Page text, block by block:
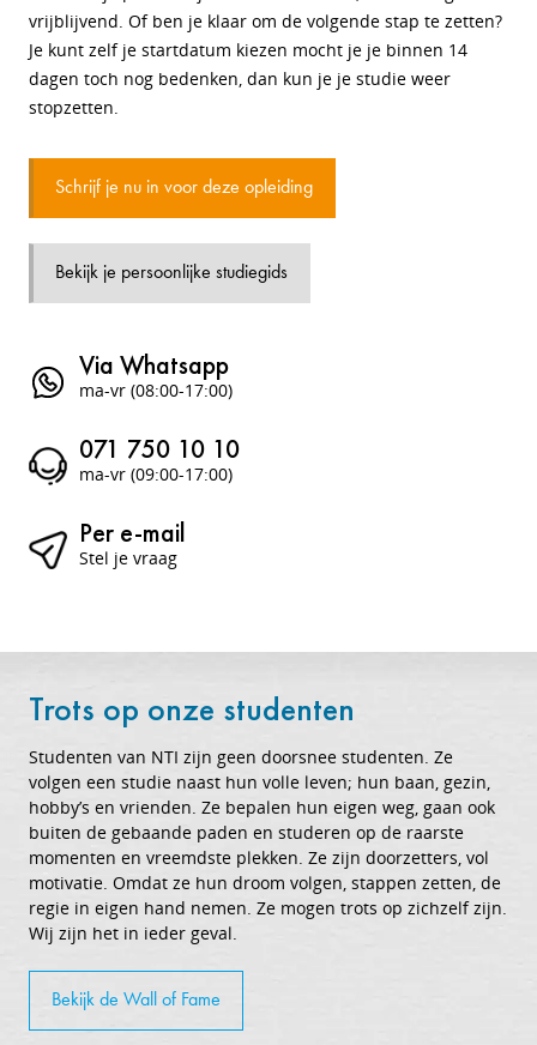
vrijblijvend. Of ben je klaar om de volgende stap te zetten?
Je kunt zelf je startdatum kiezen mocht je je binnen 14
dagen toch nog bedenken, dan kun je je studie weer
stopzetten.
Schrijf je nu in voor deze opleiding
Bekijk je persoonlijke studiegids
Via Whatsapp
ma-vr (08:00-17:00)
071 750 10 10
ma-vr (09:00-17:00)
Per e-mail
Stel je vraag
Trots op onze studenten
Studenten van NTI zijn geen doorsnee studenten. Ze
volgen een studie naast hun volle leven; hun baan, gezin,
hobby’s en vrienden. Ze bepalen hun eigen weg, gaan ook
buiten de gebaande paden en studeren op de raarste
momenten en vreemdste plekken. Ze zijn doorzetters, vol
motivatie. Omdat ze hun droom volgen, stappen zetten, de
regie in eigen hand nemen. Ze mogen trots op zichzelf zijn.
Wij zijn het in ieder geval.
Bekijk de Wall of Fame